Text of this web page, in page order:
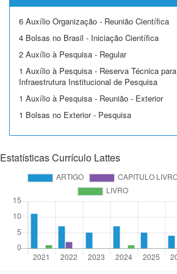
6 Auxílio Organização - Reunião Científica
4 Bolsas no Brasil - Iniciação Científica
2 Auxílio à Pesquisa - Regular
1 Auxílio à Pesquisa - Reserva Técnica para
Infraestrutura Institucional de Pesquisa
1 Auxílio à Pesquisa - Reunião - Exterior
1 Bolsas no Exterior - Pesquisa
Estatísticas Currículo Lattes